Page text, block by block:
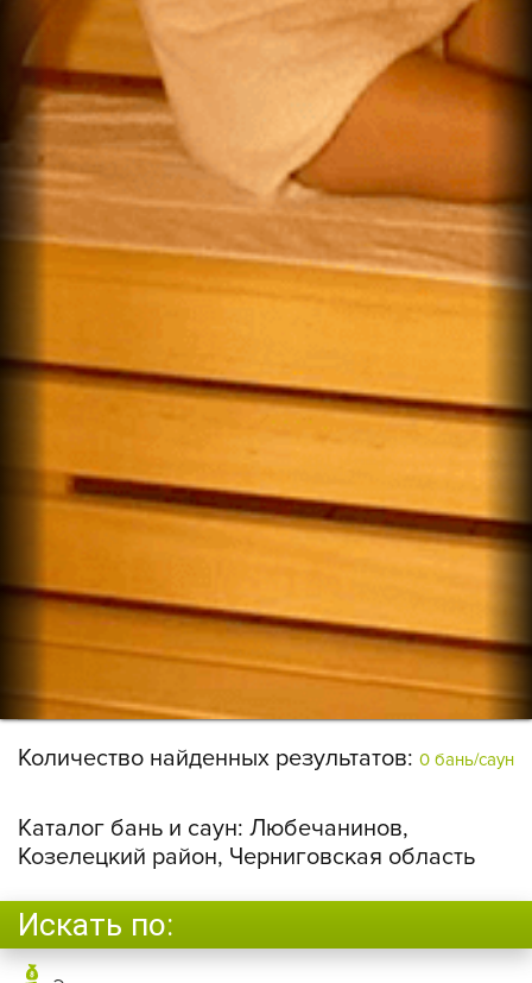
Количество найденных результатов: 0 бань/саун
Каталог бань и саун: Любечанинов,
Козелецкий район, Черниговская область
Искать по: